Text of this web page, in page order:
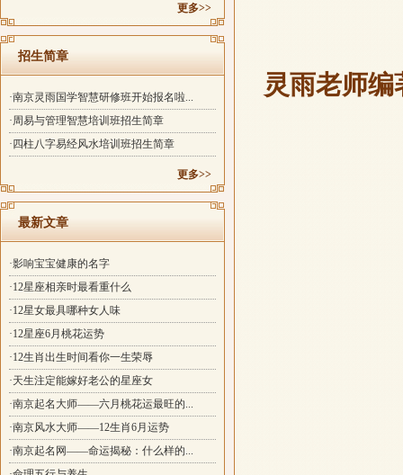
更多>>
招生简章
·南京灵雨国学智慧研修班开始报名啦...
·周易与管理智慧培训班招生简章
·四柱八字易经风水培训班招生简章
更多>>
最新文章
·影响宝宝健康的名字
·12星座相亲时最看重什么
·12星女最具哪种女人味
·12星座6月桃花运势
·12生肖出生时间看你一生荣辱
·天生注定能嫁好老公的星座女
·南京起名大师——六月桃花运最旺的...
·南京风水大师——12生肖6月运势
·南京起名网——命运揭秘：什么样的...
灵雨老师